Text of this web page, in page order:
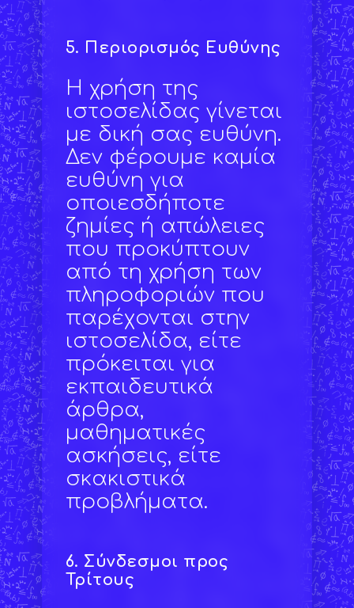
5. Περιορισμός Ευθύνης
Η χρήση της
ιστοσελίδας γίνεται
με δική σας ευθύνη.
Δεν φέρουμε καμία
ευθύνη για
οποιεσδήποτε
ζημίες ή απώλειες
που προκύπτουν
από τη χρήση των
πληροφοριών που
παρέχονται στην
ιστοσελίδα, είτε
πρόκειται για
εκπαιδευτικά
άρθρα,
μαθηματικές
ασκήσεις, είτε
σκακιστικά
προβλήματα.
6. Σύνδεσμοι προς
Τρίτους